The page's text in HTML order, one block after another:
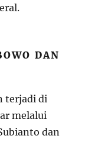
DAN
terjadi di
melalui
dan